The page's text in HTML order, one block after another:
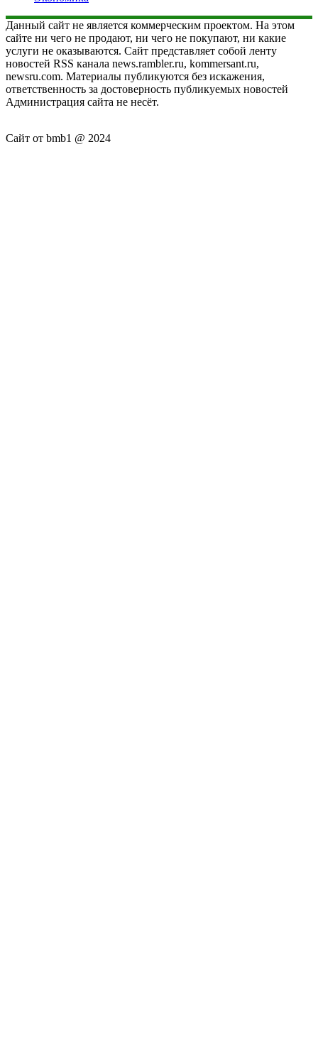
Данный сайт не является коммерческим проектом. На этом
сайте ни чего не продают, ни чего не покупают, ни какие
услуги не оказываются. Сайт представляет собой ленту
новостей RSS канала news.rambler.ru, kommersant.ru,
newsru.com. Материалы публикуются без искажения,
ответственность за достоверность публикуемых новостей
Администрация сайта не несёт.
Сайт от bmb1 @ 2024